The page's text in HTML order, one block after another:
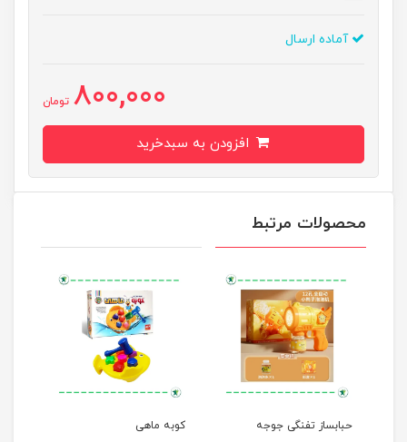
آماده ارسال
800,000 تومان
محصولات مرتبط
حبابساز تفنگی جوجه کوبه ماهی